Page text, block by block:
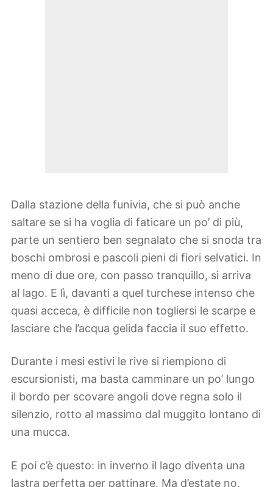
Dalla stazione della funivia, che si può anche
saltare se si ha voglia di faticare un po’ di più,
parte un sentiero ben segnalato che si snoda tra
boschi ombrosi e pascoli pieni di fiori selvatici. In
meno di due ore, con passo tranquillo, si arriva
al lago. E lì, davanti a quel turchese intenso che
quasi acceca, è difficile non togliersi le scarpe e
lasciare che l’acqua gelida faccia il suo effetto.
Durante i mesi estivi le rive si riempiono di
escursionisti, ma basta camminare un po’ lungo
il bordo per scovare angoli dove regna solo il
silenzio, rotto al massimo dal muggito lontano di
una mucca.
E poi c’è questo: in inverno il lago diventa una
lastra perfetta per pattinare. Ma d’estate no,